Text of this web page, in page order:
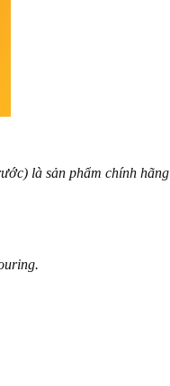
là sản phẩm chính hãng